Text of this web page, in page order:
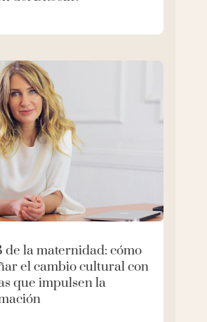
de la maternidad: cómo
el cambio cultural con
que impulsen la